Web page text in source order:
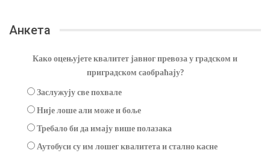
Анкета
Како оцењујете квалитет јавног превоза у градском и
приградском саобраћају?
Заслужују све похвале
Није лоше али може и боље
Требало би да имају више полазака
Аутобуси су им лошег квалитета и стално касне